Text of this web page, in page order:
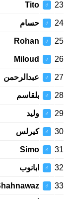
23
♂
Tito
24
♂ حسام
25
♂
Rohan
26
♂
Miloud
27
♂ عبدالرحمن
28
♂ بلقاسم
29
♂ وليد
30
♂ كيرلس
31
♂
Simo
32
♂ ابانوب
33
♂